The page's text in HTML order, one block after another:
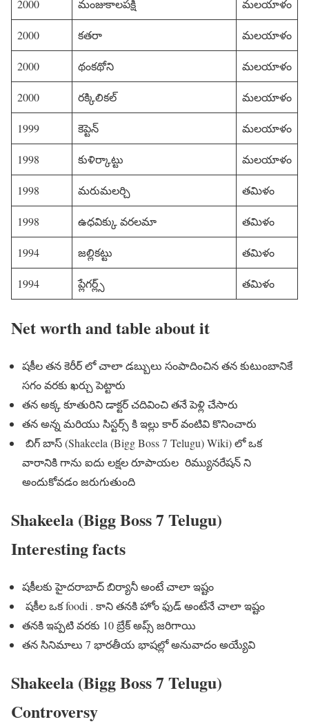
2000 మంజుకాలపక్షి మలయాళం
2000 కతరా మలయాళం
2000 థంకథోని మలయాళం
2000 రక్కిలికల్ మలయాళం
1999 కెప్టెన్ మలయాళం
1998 కుళిర్కాట్టు మలయాళం
1998 మరుమలర్చి తమిళం
1998 ఉధవిక్కు వరలమా తమిళం
1994 జల్లికట్టు తమిళం
1994 ప్లేగర్ల్స్ తమిళం
Net worth and table about it
షకీల తన కెరీర్ లో చాలా డబ్బులు సంపాదించిన తన కుటుంబానికే
సగం వరకు ఖర్చు పెట్టారు
తన అక్క కూతురిని డాక్టర్ చదివించి తనే పెళ్లి చేసారు
తన అన్న మరియు సిస్టర్స్ కి ఇల్లు కార్ వంటివి కొనించారు
బిగ్ బాస్ (Shakeela (Bigg Boss 7 Telugu) Wiki) లో ఒక
వారానికి గాను ఐదు లక్షల రూపాయల రిమ్యునరేషన్ ని
అందుకోవడం జరుగుతుంది
Shakeela (Bigg Boss 7 Telugu)
Interesting facts
షకీలకు హైదరాబాద్ బిర్యానీ అంటే చాలా ఇష్టం
షకీల ఒక foodi . కాని తనకి హోం ఫుడ్ అంటేనే చాలా ఇష్టం
తనకి ఇప్పటి వరకు 10 బ్రేక్ అప్స్ జరిగాయి
తన సినిమాలు 7 భారతీయ భాషల్లో అనువాదం అయ్యేవి
Shakeela (Bigg Boss 7 Telugu)
Controversy